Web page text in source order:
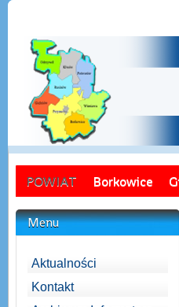
POWIAT Borkowice
Menu
Aktualności
Kontakt